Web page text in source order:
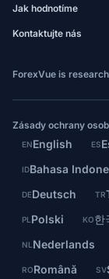
Jak hodnotíme
Kontaktujte nás
ForexVue is
Zásady ochrany
ENEnglish ES
IDBahasa
DEDeutsch TR
PL Polski KO한
NL Nederlands
RORomână SV